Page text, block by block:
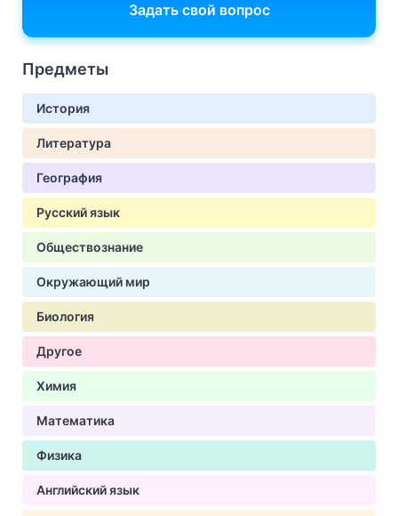
Задать свой вопрос
Предметы
История
Литература
География
Русский язык
Обществознание
Окружающий мир
Биология
Другое
Химия
Математика
Физика
Английский язык